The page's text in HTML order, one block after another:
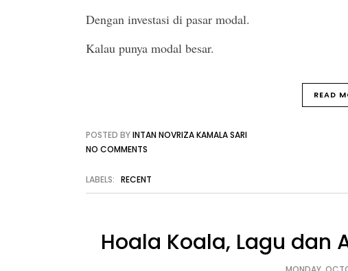
Dengan investasi di pasar modal.
Kalau punya modal besar.
READ
POSTED BYINTAN NOVRIZA KAMALA SARI
NO COMMENTS
LABELS: RECENT
Hoala Koala, Lagu dan